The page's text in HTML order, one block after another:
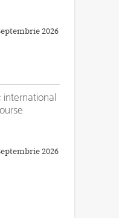
2026
international
2026